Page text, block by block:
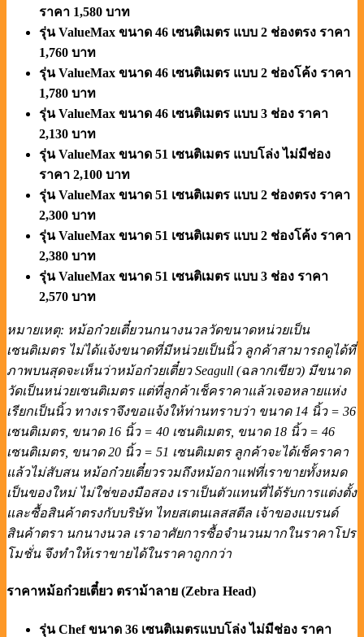
ราคา 1,580 บาท
รุ่น ValueMax ขนาด 46 เซนติเมตร แบบ 2 ช่องตรง ราคา
1,760 บาท
รุ่น ValueMax ขนาด 46 เซนติเมตร แบบ 2 ช่องโค้ง ราคา
1,780 บาท
รุ่น ValueMax ขนาด 46 เซนติเมตร แบบ 3 ช่อง ราคา
2,130 บาท
รุ่น ValueMax ขนาด 51 เซนติเมตร แบบโล่ง ไม่มีช่อง
ราคา 2,100 บาท
รุ่น ValueMax ขนาด 51 เซนติเมตร แบบ 2 ช่องตรง ราคา
2,300 บาท
รุ่น ValueMax ขนาด 51 เซนติเมตร แบบ 2 ช่องโค้ง ราคา
2,380 บาท
รุ่น ValueMax ขนาด 51 เซนติเมตร แบบ 3 ช่อง ราคา
2,570 บาท
หมายเหตุ: หม้อก๋วยเตี๋ยวนกนางนวลวัดขนาดหน่วยเป็น
เซนติเมตร ไม่ได้แจ้งขนาดที่มีหน่วยเป็นนิ้ว ลูกค้าสามารถดูได้ที่
ภาพบนสุดจะเห็นว่าหม้อก๋วยเตี๋ยว Seagull (ฉลากเขียว) มีขนาด
วัดเป็นหน่วยเซนติเมตร แต่ที่ลูกค้าเช็คราคาแล้วเจอหลายแห่ง
เรียกเป็นนิ้ว ทางเราจึงขอแจ้งให้ท่านทราบว่า ขนาด 14 นิ้ว = 36
เซนติเมตร, ขนาด 16 นิ้ว = 40 เซนติเมตร, ขนาด 18 นิ้ว = 46
เซนติเมตร, ขนาด 20 นิ้ว = 51 เซนติเมตร ลูกค้าจะได้เช็คราคา
แล้วไม่สับสน หม้อก๋วยเตี๋ยวรวมถึงหม้อกาแฟที่เราขายทั้งหมด
เป็นของใหม่ ไม่ใช่ของมือสอง เราเป็นตัวแทนที่ได้รับการแต่งตั้ง
และซื้อสินค้าตรงกับบริษัท ไทยสเตนเลสสตีล เจ้าของแบรนด์
สินค้าตรา นกนางนวล เราอาศัยการซื้อจำนวนมากในราคาโปร
โมชั่น จึงทำให้เราขายได้ในราคาถูกกว่า
ราคาหม้อก๋วยเตี๋ยว ตราม้าลาย (Zebra Head)
รุ่นChefขนาด 36 เซนติเมตรแบบโล่ง ไม่มีช่อง ราคา